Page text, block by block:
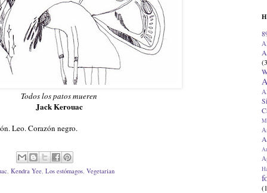
Todos los patos mueren
Jack Kerouac
Leo. Corazón negro.
, Kendra Yee, Los estómagos, Vegetarian